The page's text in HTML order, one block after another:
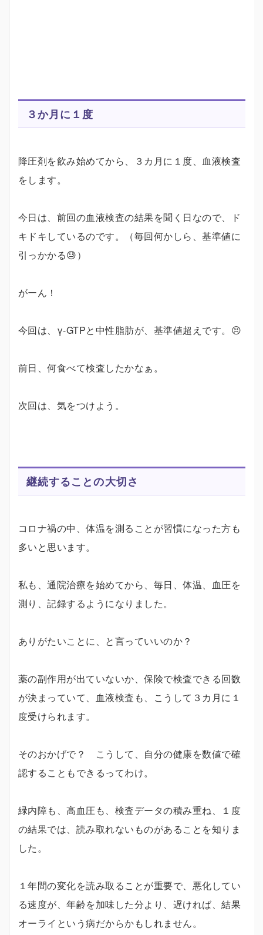
３か月に１度
降圧剤を飲み始めてから、３カ月に１度、血液検査
をします。
今日は、前回の血液検査の結果を聞く日なので、ド
キドキしているのです。（毎回何かしら、基準値に
引っかかる😓）
がーん！
今回は、γ-GTPと中性脂肪が、基準値超えです。😣
前日、何食べて検査したかなぁ。
次回は、気をつけよう。
継続することの大切さ
コロナ禍の中、体温を測ることが習慣になった方も
多いと思います。
私も、通院治療を始めてから、毎日、体温、血圧を
測り、記録するようになりました。
ありがたいことに、と言っていいのか？
薬の副作用が出ていないか、保険で検査できる回数
が決まっていて、血液検査も、こうして３カ月に１
度受けられます。
そのおかげで？ こうして、自分の健康を数値で確
認することもできるってわけ。
緑内障も、高血圧も、検査データの積み重ね、１度
の結果では、読み取れないものがあることを知りま
した。
１年間の変化を読み取ることが重要で、悪化してい
る速度が、年齢を加味した分より、遅ければ、結果
オーライという病だからかもしれません。